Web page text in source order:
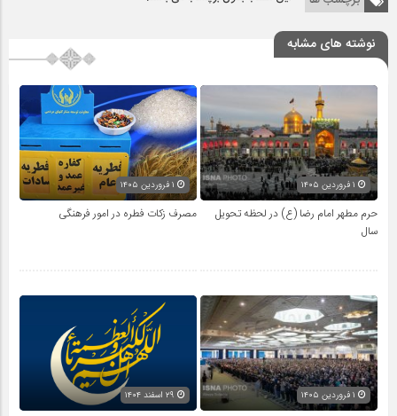
نوشته های مشابه
حرم مطهر امام رضا (ع) در لحظه تحویل
سال
مصرف زکات فطره در امور فرهنگی